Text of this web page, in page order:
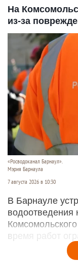
На
из-за
«Росводоканал Барнаул».
Мэрия Барнаула
7 августа 2026 в 10:30
В Барнауле
водоотведения
время работ